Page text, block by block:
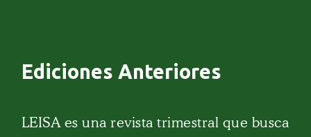
Ediciones Anteriores
LEISA es una revista trimestral que busca